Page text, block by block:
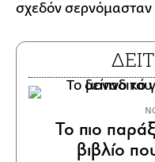
σχεδόν σερνόμασταν
Το πιο
βιβλίο